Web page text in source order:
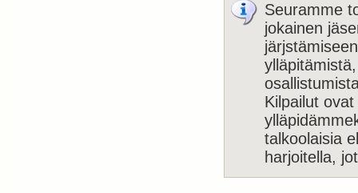
Seuramme
jokainen
Kilpailut
talkoolaisia
harjoitella,